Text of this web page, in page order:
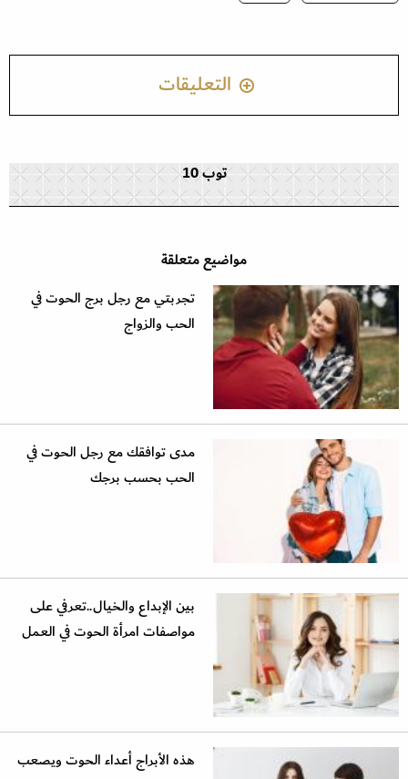
التعليقات
توب 10
مواضيع متعلقة
تجربتي مع رجل برج الحوت في
الحب والزواج
مدى توافقك مع رجل الحوت في
الحب بحسب برجك
بين الإبداع والخيال..تعرفي على
مواصفات امرأة الحوت في العمل
هذه الأبراج أعداء الحوت ويصعب